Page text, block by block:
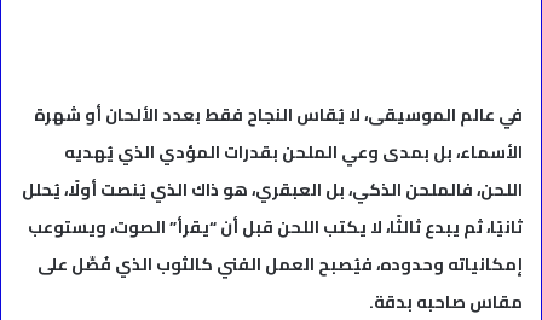
في عالم الموسيقى، لا يُقاس النجاح فقط بعدد الألحان أو شهرة
الأسماء، بل بمدى وعي الملحن بقدرات المؤدي الذي يُهديه
اللحن، فالملحن الذكي، بل العبقري، هو ذاك الذي يُنصت أولًا، يُحلل
ثانيًا، ثم يبدع ثالثًا، لا يكتب اللحن قبل أن “يقرأ” الصوت، ويستوعب
إمكانياته وحدوده، فيُصبح العمل الفني كالثوب الذي فُصِّل على
مقاس صاحبه بدقة.